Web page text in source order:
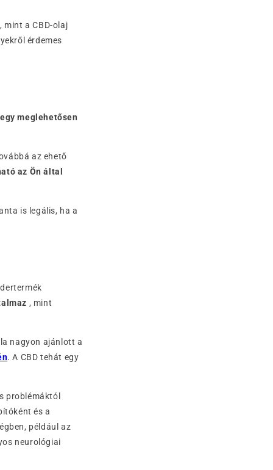
mint a CBD-olaj
érdemes
egy meglehetősen
az ehető
az Ön által
is legális, ha a
, mint
nagyon ajánlott a
. A CBD tehát egy
problémáktól
és a
például az
neurológiai